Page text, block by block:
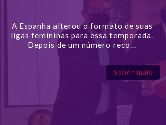
A Espanha alterou o formato de suas
ligas femininas para essa temporada.
Depois de um número reco...
Saber mais